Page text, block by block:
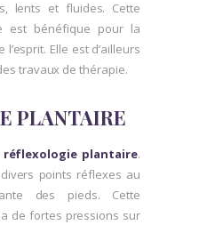
lents et fluides. Cette
est bénéfique pour la
Elle est d’ailleurs
travaux de thérapie.
PLANTAIRE
réflexologie plantaire.
points réflexes au
des pieds. Cette
de fortes pressions sur